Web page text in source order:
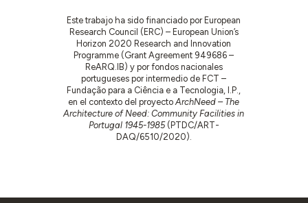
Este trabajo ha sido financiado por European
Research Council (ERC) – European Union’s
Horizon 2020 Research and Innovation
Programme (Grant Agreement 949686 –
ReARQ.IB) y por fondos nacionales
portugueses por intermedio de FCT –
Fundação para a Ciência e a Tecnologia, I.P.,
en el contexto del proyectoArchNeed – The
Architecture of Need: Community Facilities in
Portugal 1945-1985(PTDC/ART-
DAQ/6510/2020).